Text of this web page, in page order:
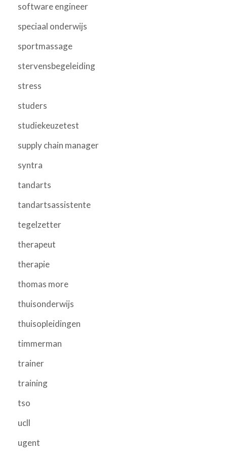
software engineer
speciaal onderwijs
sportmassage
stervensbegeleiding
stress
studers
studiekeuzetest
supply chain manager
syntra
tandarts
tandartsassistente
tegelzetter
therapeut
therapie
thomas more
thuisonderwijs
thuisopleidingen
timmerman
trainer
training
tso
ucll
ugent